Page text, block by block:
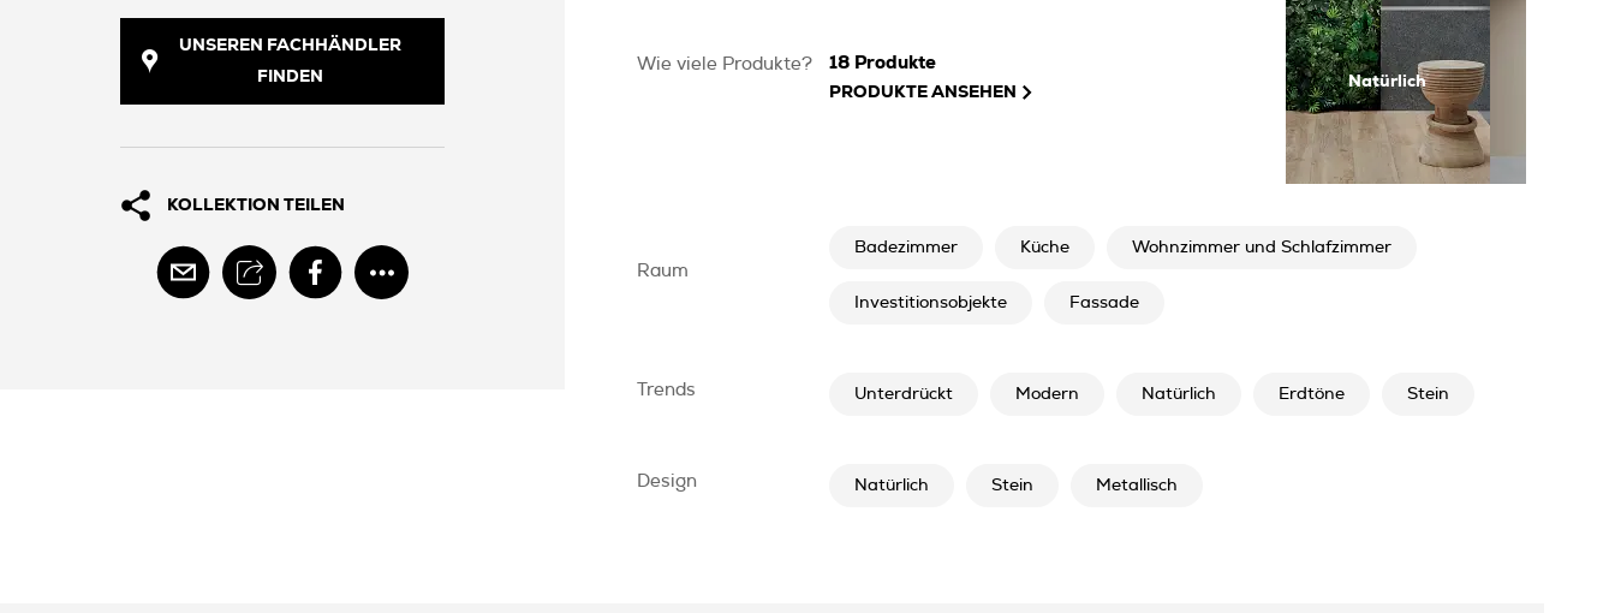
UNSEREN FACHHÄNDLER
FINDEN
KOLLEKTION TEILEN
Wie viele Produkte? 18 Produkte
PRODUKTE ANSEHEN
Natürlich
Raum
Badezimmer Küche Wohnzimmer und Schlafzimmer
Investitionsobjekte Fassade
Trends Unterdrückt Modern Natürlich Erdtöne Stein
Design Natürlich Stein Metallisch